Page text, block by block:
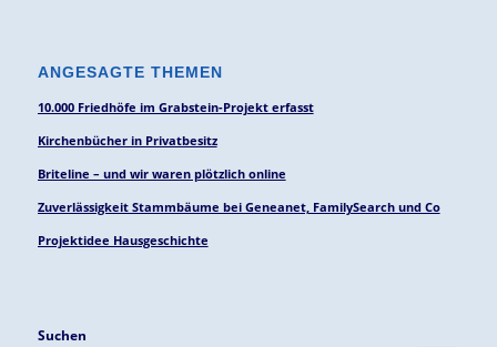
ANGESAGTE THEMEN
10.000 Friedhöfe im Grabstein-Projekt erfasst
Kirchenbücher in Privatbesitz
Briteline – und wir waren plötzlich online
Zuverlässigkeit Stammbäume bei Geneanet, FamilySearch und Co
Projektidee Hausgeschichte
Suchen